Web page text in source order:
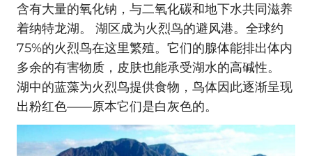
含有大量的氧化钠，与二氧化碳和地下水共同滋养
着纳特龙湖。 湖区成为火烈鸟的避风港。全球约
75%的火烈鸟在这里繁殖。它们的腺体能排出体内
多余的有害物质，皮肤也能承受湖水的高碱性。
湖中的蓝藻为火烈鸟提供食物，鸟体因此逐渐呈现
出粉红色——原本它们是白灰色的。